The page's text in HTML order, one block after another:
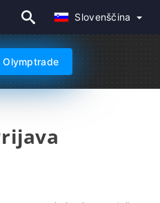
Slovenščina
Olymptrade